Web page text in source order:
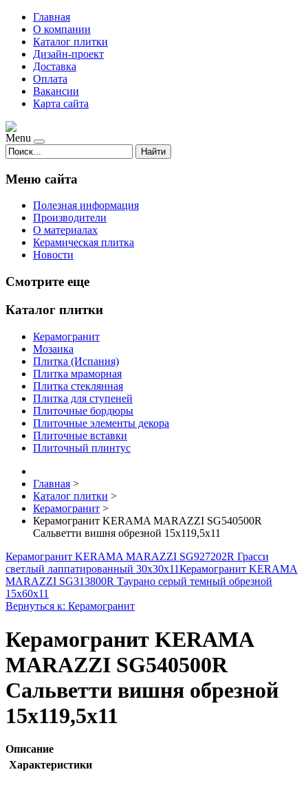
Главная
О компании
Каталог плитки
Дизайн-проект
Доставка
Оплата
Вакансии
Карта сайта
Menu
Найти
Меню сайта
Полезная информация
Производители
О материалах
Керамическая плитка
Новости
Смотрите еще
Каталог плитки
Керамогранит
Мозаика
Плитка (Испания)
Плитка мраморная
Плитка стеклянная
Плитка для ступеней
Плиточные бордюры
Плиточные элементы декора
Плиточные вставки
Плиточный плинтус
Главная >
Каталог плитки >
Керамогранит >
Керамогранит KERAMA MARAZZI SG540500R
Сальветти вишня обрезной 15х119,5х11
Керамогранит KERAMA MARAZZI SG927202R Грасси
светлый лаппатированный 30х30х11Керамогранит KERAMA
MARAZZI SG313800R Таурано серый темный обрезной
15х60х11
Вернуться к: Керамогранит
Керамогранит KERAMA
MARAZZI SG540500R
Сальветти вишня обрезной
15х119,5х11
Описание
Характеристики